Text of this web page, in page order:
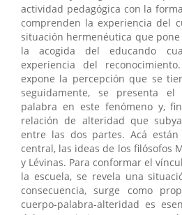
actividad pedagógica con la
comprenden la experiencia del
situación hermenéutica que
la acogida del educando
experiencia del
expone la percepción que se
seguidamente, se presenta
palabra en este fenómeno y,
relación de alteridad que
entre las dos partes. Acá
central, las ideas de los filósofos
y Lévinas. Para conformar el
la escuela, se revela una
consecuencia, surge como
cuerpo-palabra-alteridad es